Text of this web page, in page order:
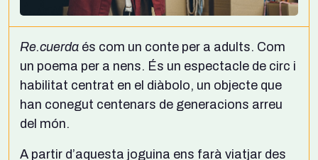
Re.cuerda és com un conte per a adults. Com
un poema per a nens. És un espectacle de circ i
habilitat centrat en el diàbolo, un objecte que
han conegut centenars de generacions arreu
del món.
A partir d’aquesta joguina ens farà viatjar des